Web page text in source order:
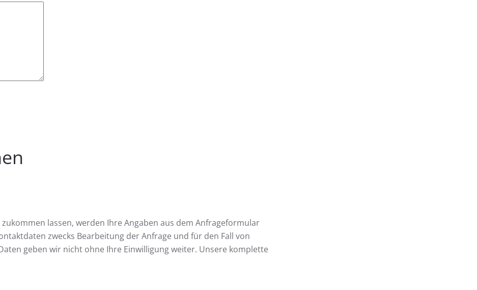
lassen, werden Ihre Angaben aus dem Anfrageformular
zwecks Bearbeitung der Anfrage und für den Fall von
geben wir nicht ohne Ihre Einwilligung weiter. Unsere komplette